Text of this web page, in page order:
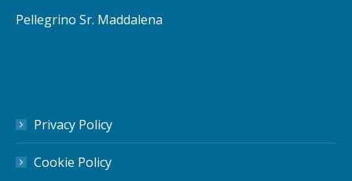
Pellegrino Sr. Maddalena
Privacy Policy
Cookie Policy